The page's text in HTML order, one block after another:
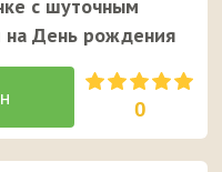
с шуточным
на День рождения
0